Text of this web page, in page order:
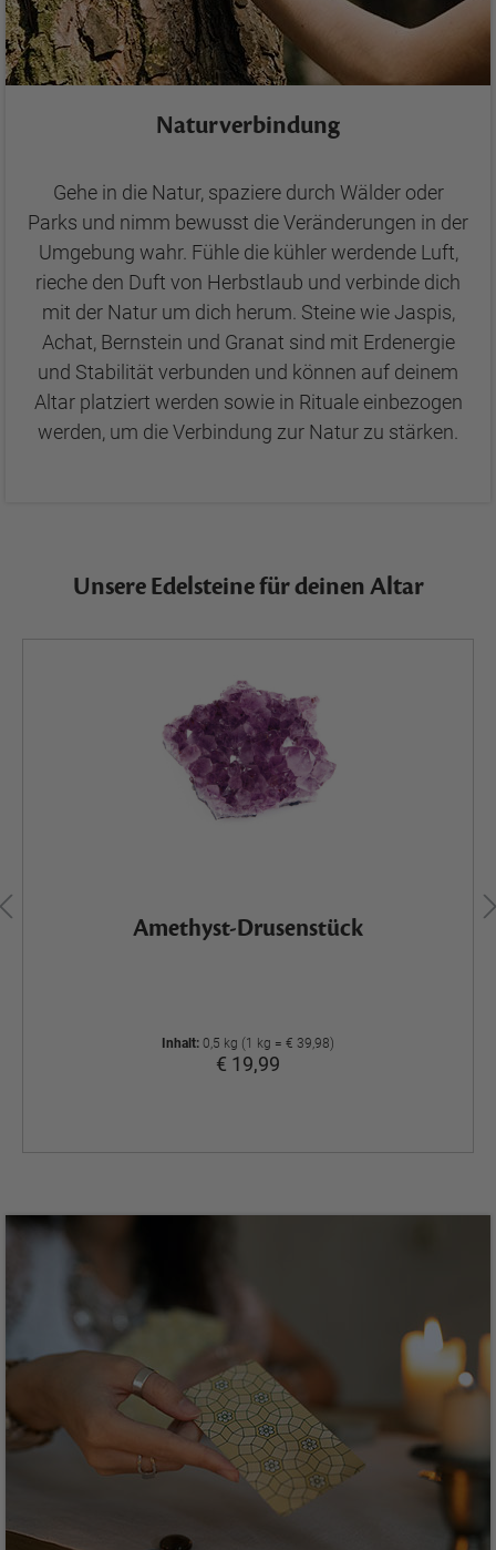
Naturverbindung
Gehe in die Natur, spaziere durch Wälder oder
Parks und nimm bewusst die Veränderungen in der
Umgebung wahr. Fühle die kühler werdende Luft,
rieche den Duft von Herbstlaub und verbinde dich
mit der Natur um dich herum. Steine wie Jaspis,
Achat, Bernstein und Granat sind mit Erdenergie
und Stabilität verbunden und können auf deinem
Altar platziert werden sowie in Rituale einbezogen
werden, um die Verbindung zur Natur zu stärken.
Unsere Edelsteine für deinen Altar
Amethyst-Drusenstück
Inhalt: 0,5 kg (1 kg = € 39,98)
€ 19,99